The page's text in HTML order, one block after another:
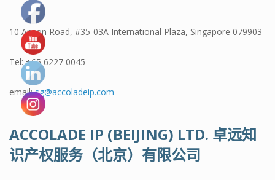
10 Anson Road, #35-03A International Plaza, Singapore 079903
Tel:+65 6227 0045
email:sg@accoladeip.com
ACCOLADE IP (BEIJING) LTD. 卓远知
识产权服务（北京）有限公司